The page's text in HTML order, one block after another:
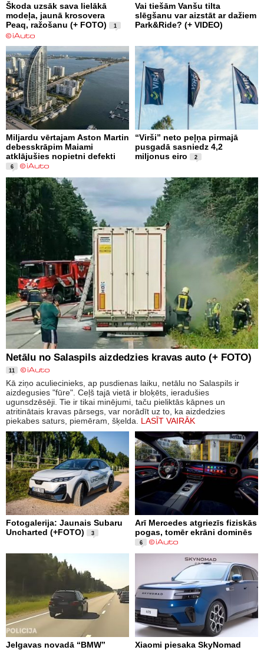
Škoda uzsāk sava lielākā
modeļa, jaunā krosovera
Peaq, ražošanu (+ FOTO)
1
Vai tiešām Vanšu tilta
slēgšanu var aizstāt ar dažiem
Park&Ride? (+ VIDEO)
Miljardu vērtajam Aston Martin
debesskrāpim Maiami
atklājušies nopietni defekti
6
“Virši” neto peļņa pirmajā
pusgadā sasniedz 4,2
miljonus eiro
2
Netālu no Salaspils aizdedzies kravas auto (+ FOTO)
11
Kā ziņo aculiecinieks, ap pusdienas laiku, netālu no Salaspils ir
aizdegusies "fūre". Ceļš tajā vietā ir bloķēts, ieradušies
ugunsdzēsēji. Tie ir tikai minējumi, taču pieliktās kāpnes un
atritinātais kravas pārsegs, var norādīt uz to, ka aizdedzies
piekabes saturs, piemēram, šķelda. LASĪT VAIRĀK
Fotogalerija: Jaunais Subaru
Uncharted (+FOTO)
3
Arī Mercedes atgriezīs fiziskās
pogas, tomēr ekrāni dominēs
6
Jelgavas novadā “BMW”
Xiaomi piesaka SkyNomad